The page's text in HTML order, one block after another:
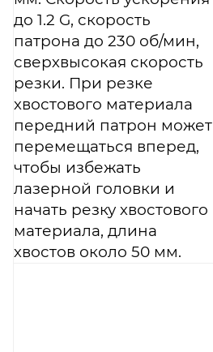
до 1.2 G, скорость
патрона до 230 об/мин,
сверхвысокая скорость
резки. При резке
хвостового материала
передний патрон может
перемещаться вперед,
чтобы избежать
лазерной головки и
начать резку хвостового
материала, длина
хвостов около 50 мм.